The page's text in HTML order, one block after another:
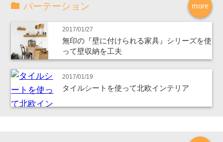
more
パーテーション
2017/01/27
無印の『壁に付けられる家具』シリーズを使
って壁収納を工夫
2017/01/19
タイルシートを使って北欧インテリア